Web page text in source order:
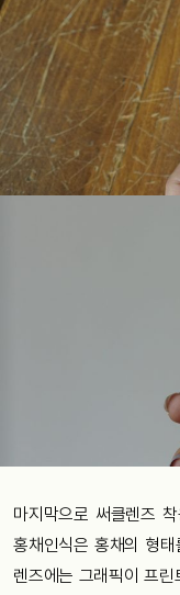
마지막으로 써클렌즈
홍채인식은 홍채의 형
렌즈에는 그래픽이 프